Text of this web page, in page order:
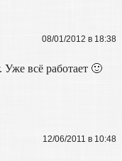
08/01/2012 в 18:38
Уже всё работает 🙂
12/06/2011 в 10:48